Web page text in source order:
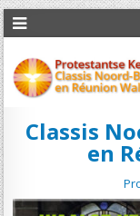
Classis
en